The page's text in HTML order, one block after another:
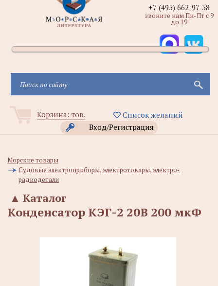
Корзина: тов.
Список желаний
Вход/Регистрация
+7 (495) 662-97-58
звоните нам Пн-Пт с 9
до 19
Морские товары
Судовые электроприборы, электротовары, электро-
радиодетали
Каталог
▲
Конденсатор КЭГ-2 20В 200 мкФ